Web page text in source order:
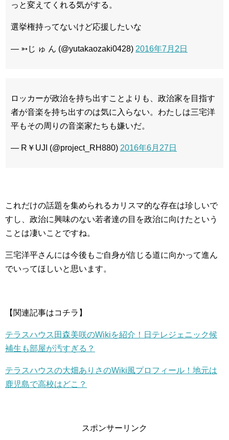
っと変えてくれる気がする。
選挙権持ってないけど応援したいな
— ➳じ ゅ ん (@yutakaozaki0428) 2016年7月2日
ロッカーが政治を持ち出すことよりも、政治家を目指す
者が音楽を持ち出すのは気に入らない。わたしは三宅洋
平もその周りの音楽家たちも嫌いだ。
— R￥UJI (@project_RH880) 2016年6月27日
これだけの話題を集められるカリスマ的な存在は珍しいで
すし、政治に興味のない若者達の目を政治に向けたという
ことは凄いことですね。
三宅洋平さんには今後もご自身が信じる道に向かって進ん
でいってほしいと思います。
【関連記事はコチラ】
テラスハウス田森美咲のWikiを紹介！日テレジェニック候
補生も部屋が汚すぎる？
テラスハウスの大畑ありさのWiki風プロフィール！地元は
鹿児島で高校はどこ？
スポンサーリンク